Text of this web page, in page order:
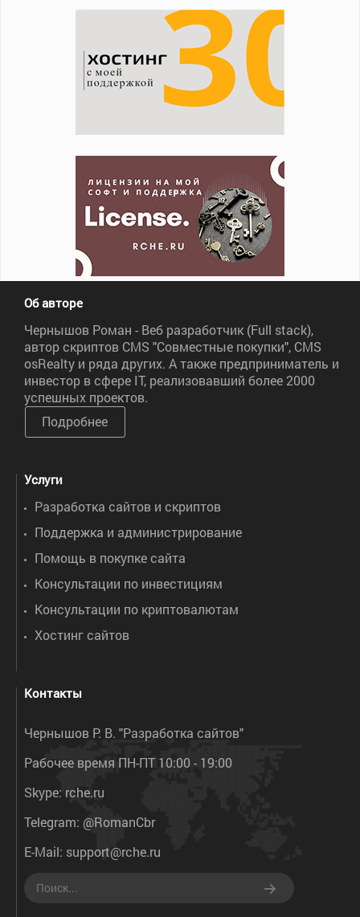
Об авторе
Чернышов Роман - Веб разработчик (Full stack),
автор скриптов CMS "Совместные покупки", CMS
osRealty и ряда других. А также предприниматель и
инвестор в сфере IT, реализовавший более 2000
успешных проектов.
Подробнее
Услуги
Разработка сайтов и скриптов
Поддержка и администрирование
Помощь в покупке сайта
Консультации по инвестициям
Консультации по криптовалютам
Хостинг сайтов
Контакты
Чернышов Р. В. "Разработка сайтов"
Рабочее время ПН-ПТ 10:00 - 19:00
Skype: rche.ru
Telegram: @RomanCbr
E-Mail: support@rche.ru